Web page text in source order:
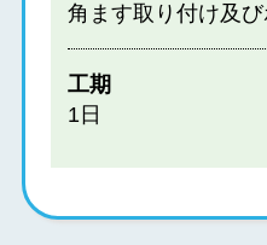
角ます取り付け及
工期
1日